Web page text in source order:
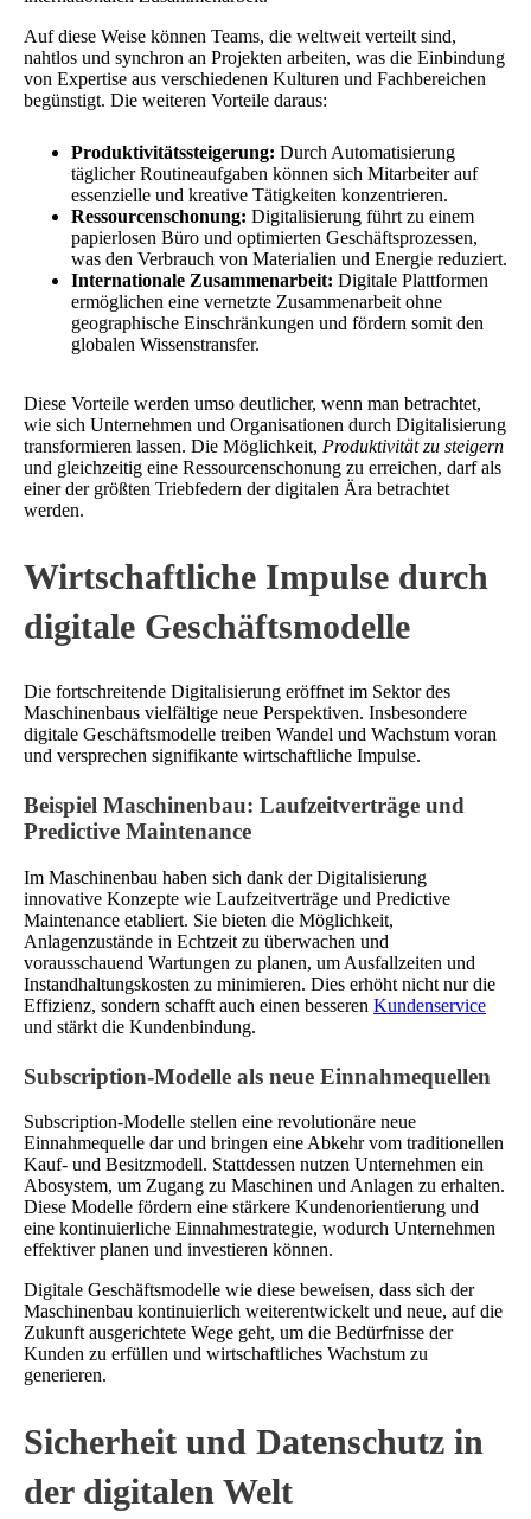
Auf diese Weise können Teams, die weltweit verteilt sind,
nahtlos und synchron an Projekten arbeiten, was die Einbindung
von Expertise aus verschiedenen Kulturen und Fachbereichen
begünstigt. Die weiteren Vorteile daraus:
Produktivitätssteigerung: Durch Automatisierung
täglicher Routineaufgaben können sich Mitarbeiter auf
essenzielle und kreative Tätigkeiten konzentrieren.
Ressourcenschonung: Digitalisierung führt zu einem
papierlosen Büro und optimierten Geschäftsprozessen,
was den Verbrauch von Materialien und Energie reduziert.
Internationale Zusammenarbeit: Digitale Plattformen
ermöglichen eine vernetzte Zusammenarbeit ohne
geographische Einschränkungen und fördern somit den
globalen Wissenstransfer.
Diese Vorteile werden umso deutlicher, wenn man betrachtet,
wie sich Unternehmen und Organisationen durch Digitalisierung
transformieren lassen. Die Möglichkeit, Produktivität zu steigern
und gleichzeitig eine Ressourcenschonung zu erreichen, darf als
einer der größten Triebfedern der digitalen Ära betrachtet
werden.
Wirtschaftliche Impulse durch
digitale Geschäftsmodelle
Die fortschreitende Digitalisierung eröffnet im Sektor des
Maschinenbaus vielfältige neue Perspektiven. Insbesondere
digitale Geschäftsmodelle treiben Wandel und Wachstum voran
und versprechen signifikante wirtschaftliche Impulse.
Beispiel Maschinenbau: Laufzeitverträge und
Predictive Maintenance
Im Maschinenbau haben sich dank der Digitalisierung
innovative Konzepte wie Laufzeitverträge und Predictive
Maintenance etabliert. Sie bieten die Möglichkeit,
Anlagenzustände in Echtzeit zu überwachen und
vorausschauend Wartungen zu planen, um Ausfallzeiten und
Instandhaltungskosten zu minimieren. Dies erhöht nicht nur die
Effizienz, sondern schafft auch einen besseren Kundenservice
und stärkt die Kundenbindung.
Subscription-Modelle als neue Einnahmequellen
Subscription-Modelle stellen eine revolutionäre neue
Einnahmequelle dar und bringen eine Abkehr vom traditionellen
Kauf- und Besitzmodell. Stattdessen nutzen Unternehmen ein
Abosystem, um Zugang zu Maschinen und Anlagen zu erhalten.
Diese Modelle fördern eine stärkere Kundenorientierung und
eine kontinuierliche Einnahmestrategie, wodurch Unternehmen
effektiver planen und investieren können.
Digitale Geschäftsmodelle wie diese beweisen, dass sich der
Maschinenbau kontinuierlich weiterentwickelt und neue, auf die
Zukunft ausgerichtete Wege geht, um die Bedürfnisse der
Kunden zu erfüllen und wirtschaftliches Wachstum zu
generieren.
Sicherheit und Datenschutz in
der digitalen Welt